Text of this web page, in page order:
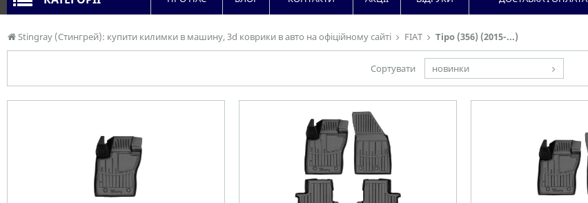
Stingray (Стингрей): купити килимки в машину, 3d коврики в авто на офіційному сайті FIAT Tipo (356) (2015-...)
Сортувати новинки